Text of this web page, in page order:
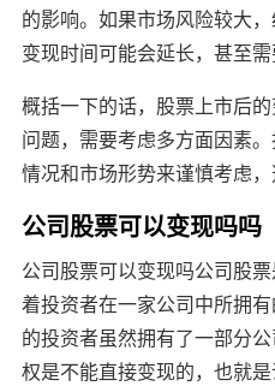
的影响。如果市场风险较大
变现时间可能会延长，甚至需
概括一下的话，股票上市后
问题，需要考虑多方面因素
情况和市场形势来谨慎考虑，
公司股票可以变现吗吗
公司股票可以变现吗公司股
着投资者在一家公司中所拥
的投资者虽然拥有了一部分
权是不能直接变现的，也就